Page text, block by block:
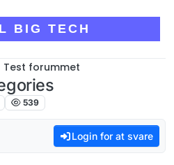
BIG TECH
Test forummet
539
Login for at svare